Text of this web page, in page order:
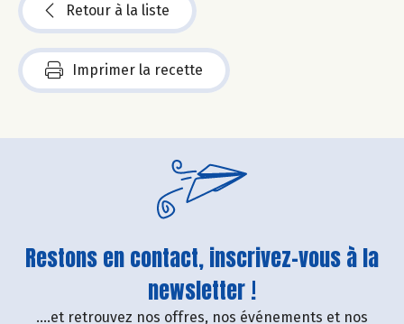
Retour à la liste
Imprimer la recette
Restons en contact, inscrivez-vous à la
newsletter !
....et retrouvez nos offres, nos événements et nos